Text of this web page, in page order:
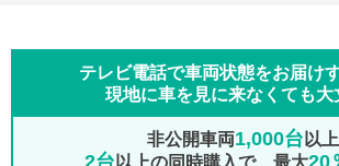
テレビ電話で車両状態をお届け
現地に車を見に来なくても大
非公開車両1,000台 以